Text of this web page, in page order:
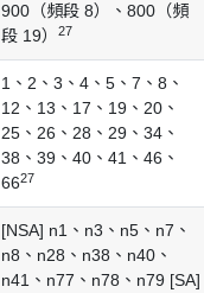
900（頻段 8）、800（頻
段 19）
27
1、2、3、4、5、7、8、
12、13、17、19、20、
25、26、28、29、34、
38、39、40、41、46、
6627
[NSA] n1、n3、n5、n7、
n8、n28、n38、n40、
n41、n77、n78、n79 [SA]